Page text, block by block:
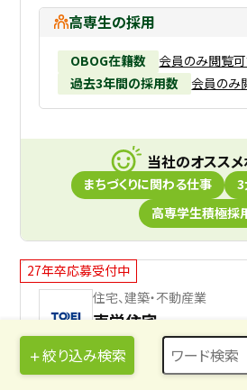
高専生の採用
OBOG在籍数
会員のみ閲覧
過去3年間の採用数
会員のみ
当社のオススメ
まちづくりに関わる仕事
3
高専学生積極採
27年卒応募受付中
住宅、建築・不動産業
東栄住宅
絞り込み検索